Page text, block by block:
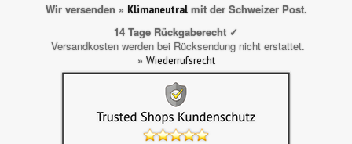
Wir versenden » Klimaneutralmit der Schweizer Post.
14 Tage Rückgaberecht ✓
Versandkosten werden bei Rücksendung nicht erstattet.
» Wiederrufsrecht